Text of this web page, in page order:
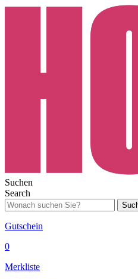
Suchen
Search
Gutschein
0
Merkliste